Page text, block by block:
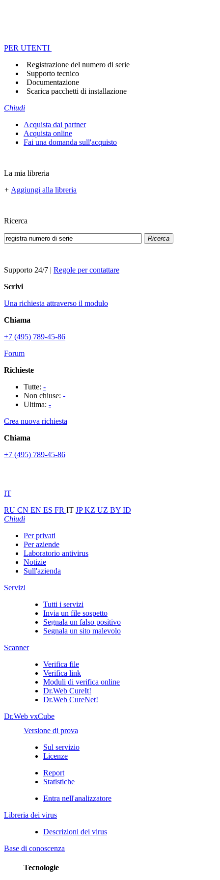
PER UTENTI
Registrazione del numero di serie
Supporto tecnico
Documentazione
Scarica pacchetti di installazione
Chiudi
Acquista dai partner
Acquista online
Fai una domanda sull'acquisto
La mia libreria
+ Aggiungi alla libreria
Ricerca
Ricerca
Supporto 24/7 | Regole per contattare
Scrivi
Una richiesta attraverso il modulo
Chiama
+7 (495) 789-45-86
Forum
Richieste
Tutte: -
Non chiuse: -
Ultima: -
Crea nuova richiesta
Chiama
+7 (495) 789-45-86
IT
RU CN EN ES FR IT JPKZ UZ BY ID
Chiudi
Per privati
Per aziende
Laboratorio antivirus
Notizie
Sull'azienda
Servizi
Tutti i servizi
Invia un file sospetto
Segnala un falso positivo
Segnala un sito malevolo
Scanner
Verifica file
Verifica link
Moduli di verifica online
Dr.Web CureIt!
Dr.Web CureNet!
Dr.Web vxCube
Versione di prova
Sul servizio
Licenze
Report
Statistiche
Entra nell'analizzatore
Libreria dei virus
Descrizioni dei virus
Base di conoscenza
Tecnologie